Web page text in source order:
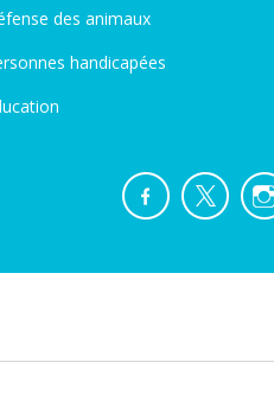
des animaux
handicapées